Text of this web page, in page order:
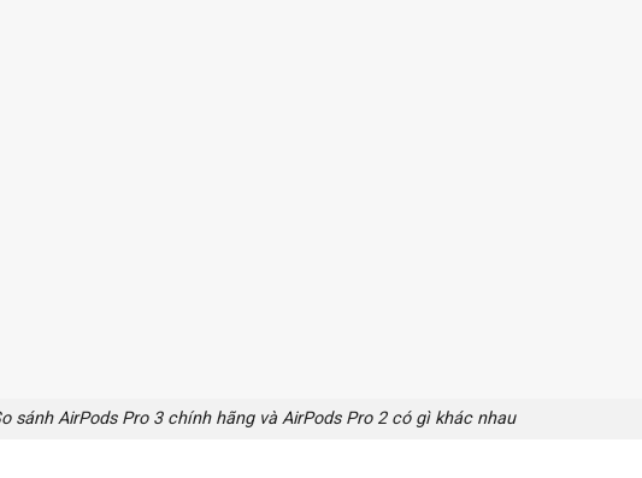
sánh AirPods Pro 3 chính hãng và AirPods Pro 2 có gì khác nhau